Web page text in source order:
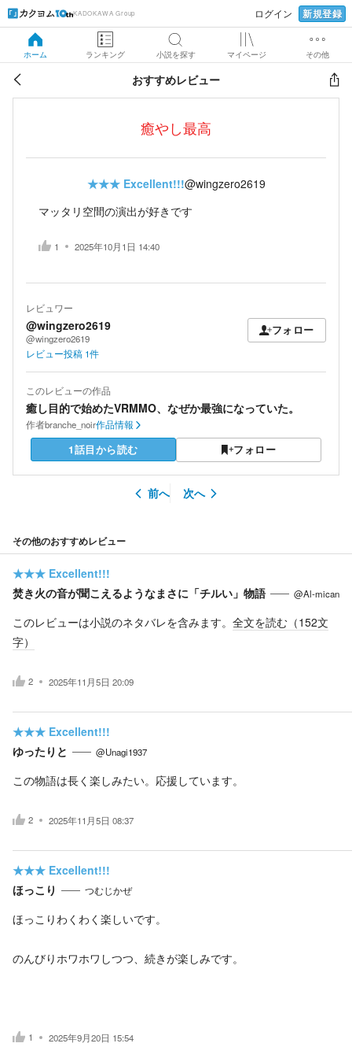
KADOKAWA Group ログイン 新規登録
ホーム ランキング 小説を探す マイページ その他
おすすめレビュー
癒やし最高
★★★ Excellent!!!@wingzero2619
マッタリ空間の演出が好きです
1 2025年10月1日 14:40
レビュワー
@wingzero2619
@wingzero2619
フォロー
レビュー投稿 1件
このレビューの作品
癒し目的で始めたVRMMO、なぜか最強になっていた。
作者branche_noir作品情報
1話目から読む フォロー
前へ 次へ
その他のおすすめレビュー
★★★ Excellent!!!
焚き火の音が聞こえるようなまさに「チルい」物語
@Al-mican
このレビューは小説のネタバレを含みます。 全文を読む（152文
字）
2 2025年11月5日 20:09
★★★ Excellent!!!
ゆったりと
@Unagi1937
この物語は長く楽しみたい。応援しています。
2 2025年11月5日 08:37
★★★ Excellent!!!
ほっこり
つむじかぜ
ほっこりわくわく楽しいです。
のんびりホワホワしつつ、続きが楽しみです。
1 2025年9月20日 15:54